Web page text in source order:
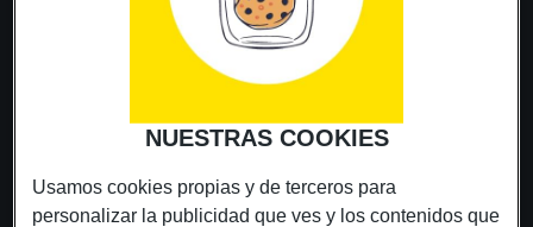
NUESTRAS COOKIES
Usamos cookies propias y de terceros para
personalizar la publicidad que ves y los contenidos que